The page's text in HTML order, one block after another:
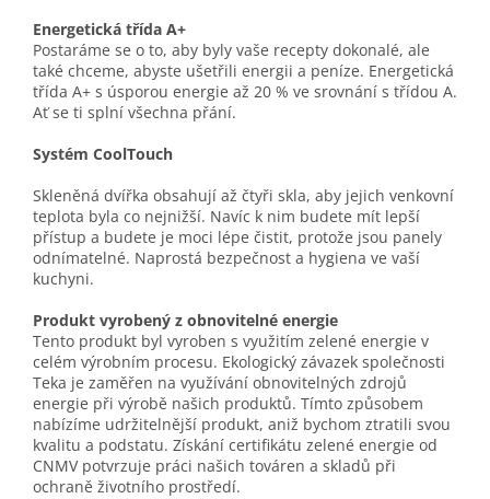
Energetická třída A+
Postaráme se o to, aby byly vaše recepty dokonalé, ale
také chceme, abyste ušetřili energii a peníze. Energetická
třída A+ s úsporou energie až 20 % ve srovnání s třídou A.
Ať se ti splní všechna přání.
Systém CoolTouch
Skleněná dvířka obsahují až čtyři skla, aby jejich venkovní
teplota byla co nejnižší. Navíc k nim budete mít lepší
přístup a budete je moci lépe čistit, protože jsou panely
odnímatelné. Naprostá bezpečnost a hygiena ve vaší
kuchyni.
Produkt vyrobený z obnovitelné energie
Tento produkt byl vyroben s využitím zelené energie v
celém výrobním procesu. Ekologický závazek společnosti
Teka je zaměřen na využívání obnovitelných zdrojů
energie při výrobě našich produktů. Tímto způsobem
nabízíme udržitelnější produkt, aniž bychom ztratili svou
kvalitu a podstatu. Získání certifikátu zelené energie od
CNMV potvrzuje práci našich továren a skladů při
ochraně životního prostředí.